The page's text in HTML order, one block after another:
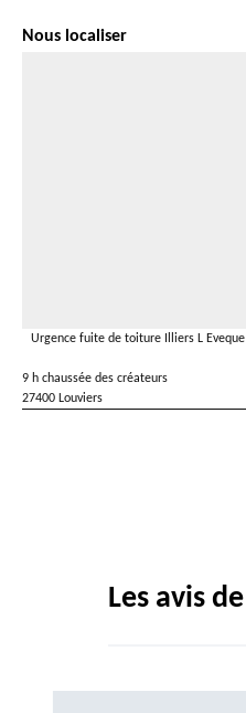
Nous localiser
Urgence fuite de toiture Illiers L Eveque
9 h chaussée des créateurs
27400 Louviers
Les avis